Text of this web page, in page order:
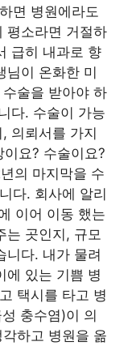
면 병원에라도
평소라면 거절하
급히 내과로 향
님이 온화한 미
술을 받아야 하
다. 수술이 가능
의뢰서를 가지
요? 수술이요?
의 마지막을 수
다. 회사에 알리
이어 이동 했는
는 곳인지, 규모
니다. 내가 물려
에 있는 기쁨 병
택시를 타고 병
충수염)이 의
하고 병원을 옮